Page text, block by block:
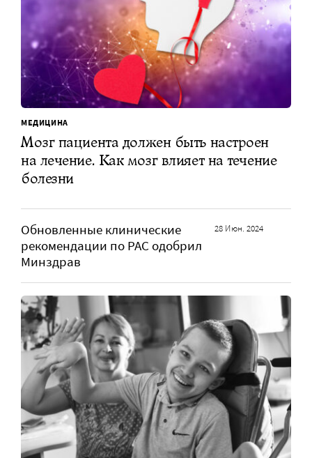
МЕДИЦИНА
Мозг пациента должен быть настроен
на лечение. Как мозг влияет на течение
болезни
Обновленные клинические
рекомендации по РАС одобрил
Минздрав
28 Июн. 2024